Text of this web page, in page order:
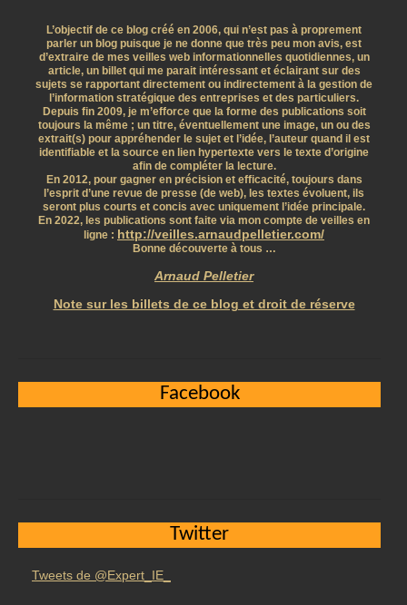
L’objectif de ce blog créé en 2006, qui n’est pas à proprement
parler un blog puisque je ne donne que très peu mon avis, est
d’extraire de mes veilles web informationnelles quotidiennes, un
article, un billet qui me parait intéressant et éclairant sur des
sujets se rapportant directement ou indirectement à la gestion de
l’information stratégique des entreprises et des particuliers.
Depuis fin 2009, je m’efforce que la forme des publications soit
toujours la même ; un titre, éventuellement une image, un ou des
extrait(s) pour appréhender le sujet et l’idée, l’auteur quand il est
identifiable et la source en lien hypertexte vers le texte d’origine
afin de compléter la lecture.
En 2012, pour gagner en précision et efficacité, toujours dans
l’esprit d’une revue de presse (de web), les textes évoluent, ils
seront plus courts et concis avec uniquement l’idée principale.
En 2022, les publications sont faite via mon compte de veilles en
ligne : http://veilles.arnaudpelletier.com/
Bonne découverte à tous …
Arnaud Pelletier
Note sur les billets de ce blog et droit de réserve
Facebook
Twitter
Tweets de @Expert_IE_